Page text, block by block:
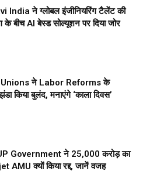
India ने ग्लोबल इंजीनियरिंग टैलेंट की
के बीच AI बेस्ड सोल्यूशन पर दिया जोर
ने Labor Reforms के
किया बुलंद, मनाएंगे ‘काला दिवस’
Government ने ₹25,000 करोड़ का
AMU क्यों किया रद्द, जानें वजह